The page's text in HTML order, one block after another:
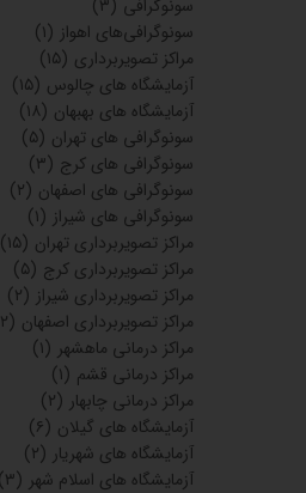
سونوگرافی (۳)
سونوگرافی‌های اهواز (۱)
مراکز تصویربرداری (۱۵)
آزمایشگاه های چالوس (۱۵)
آزمایشگاه های بهبهان (۱۸)
سونوگرافی های تهران (۵)
سونوگرافی های کرج (۳)
سونوگرافی های اصفهان (۲)
سونوگرافی های شیراز (۱)
مراکز تصویربرداری تهران (۱۵)
مراکز تصویربرداری کرج (۵)
مراکز تصویربرداری شیراز (۲)
مراکز تصویربرداری اصفهان (۲)
مراکز درمانی ماهشهر (۱)
مراکز درمانی قشم (۱)
مراکز درمانی چابهار (۲)
آزمایشگاه های گیلان (۶)
آزمایشگاه های شهریار (۲)
آزمایشگاه های اسلام شهر (۳)